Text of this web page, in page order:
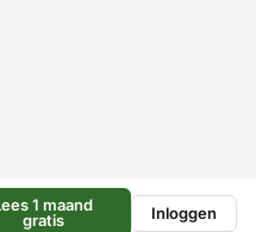
1 maand
gratis
Inloggen